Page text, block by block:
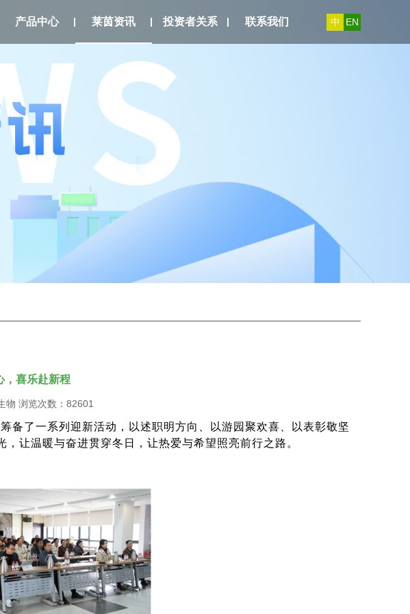
产品中心 莱茵资讯 投资者关系 联系我们 中 EN
，喜乐赴新程
物 浏览次数：82601
备了一系列迎新活动，以述职明方向、以游园聚欢喜、以表彰敬坚
让温暖与奋进贯穿冬日，让热爱与希望照亮前行之路。